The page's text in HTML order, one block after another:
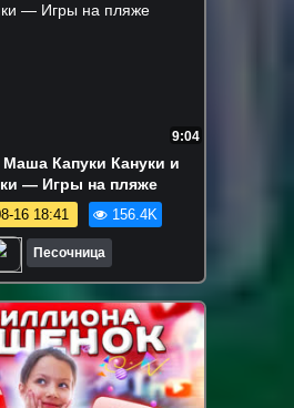
9:04
Капуки Кануки и
— Игры на пляже
16 18:41 156.4K
Песочница